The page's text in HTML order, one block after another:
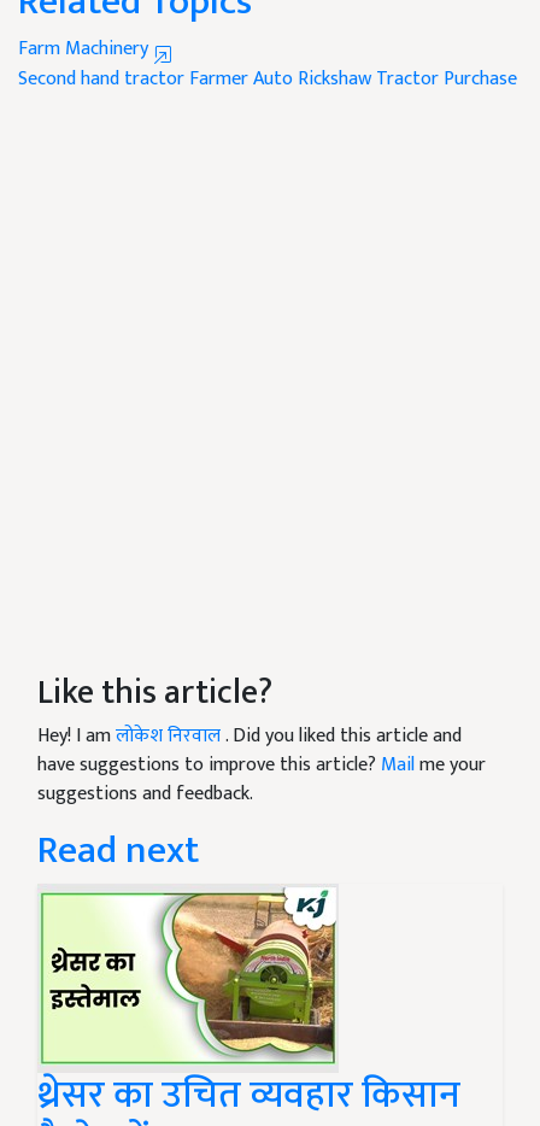
Farm Machinery
Second hand tractorFarmerAuto RickshawTractor Purchase
Like this article?
Hey! I amलोकेश निरवाल. Did you liked this article and
have suggestions to improve this article? Mailme your
suggestions and feedback.
Read next
थ्रेसर का उचित व्यवहार किसान